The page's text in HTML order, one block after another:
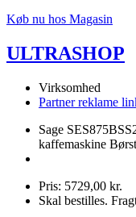
Køb nu hos Magasin
ULTRASHOP
Virksomhed
Partner reklame
Sage
kaffemaskine
Pris: 5729,00 kr.
Skal bestilles.